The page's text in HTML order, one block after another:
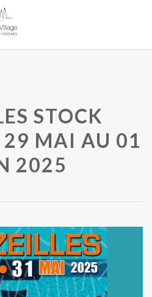
STOCK
29 MAI AU 01
2025